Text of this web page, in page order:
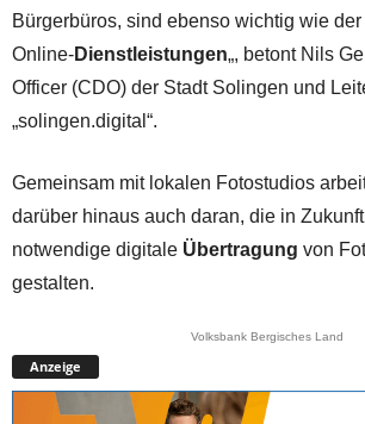
Bürgerbüros, sind ebenso wichtig wie
Online-Dienstleistungen„, betont Nils
Officer (CDO) der Stadt Solingen und
„solingen.digital“.
Gemeinsam mit lokalen Fotostudios
darüber hinaus auch daran, die in
notwendige digitale Übertragung von
gestalten.
Volksbank Bergisches Land
Anzeige